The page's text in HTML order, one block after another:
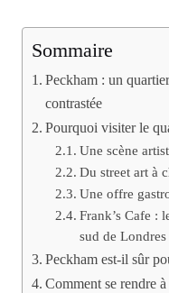
Sommaire
Peckham : un
contrastée
Pourquoi visiter le
Une scène
Du street art à
Une offre
Frank’s Cafe :
sud de Londres
Peckham est-il sûr
Comment se rendre